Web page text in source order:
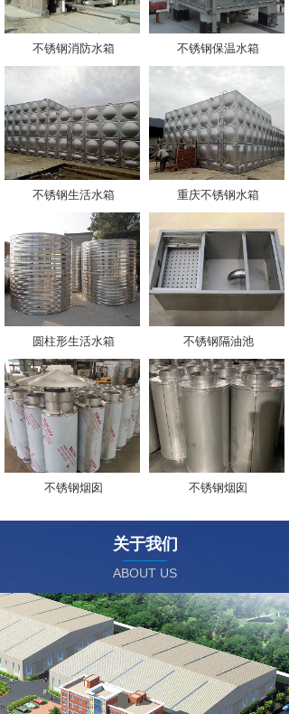
不锈钢消防水箱 不锈钢保温水箱
不锈钢生活水箱 重庆不锈钢水箱
圆柱形生活水箱 不锈钢隔油池
不锈钢烟囱 不锈钢烟囱
关于我们
ABOUT US